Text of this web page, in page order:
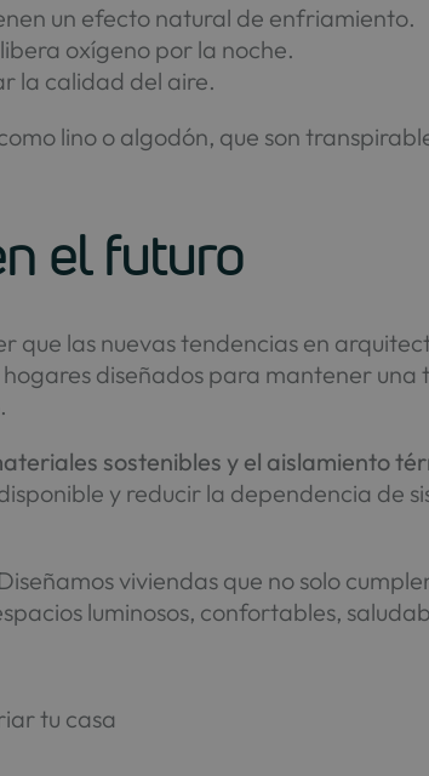
un efecto natural de enfriamiento.
oxígeno por la noche.
la calidad del aire.
lino o algodón, que son
el futuro
que las nuevas tendencias en
hogares diseñados para mantener una
sostenibles y el aislamiento
y reducir la dependencia de
viviendas que no solo
luminosos, confortables,